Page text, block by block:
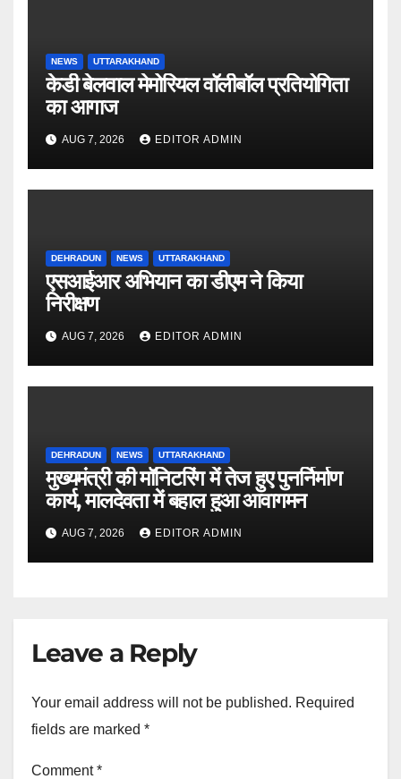
NEWS UTTARAKHAND
केडी बेलवाल मेमोरियल वॉलीबॉल प्रतियोगिता
का आगाज
AUG 7, 2026 EDITOR ADMIN
DEHRADUN NEWS UTTARAKHAND
एसआईआर अभियान का डीएम ने किया
निरीक्षण
AUG 7, 2026 EDITOR ADMIN
DEHRADUN NEWS UTTARAKHAND
मुख्यमंत्री की मॉनिटरिंग में तेज हुए पुनर्निर्माण
कार्य, मालदेवता में बहाल हुआ आवागमन
AUG 7, 2026 EDITOR ADMIN
Leave a Reply
Your email address will not be published. Required
fields are marked *
Comment*